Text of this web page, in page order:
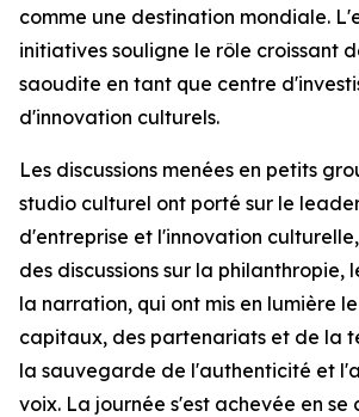
comme une destination mondiale.
initiatives souligne le rôle croissant
saoudite en tant que centre
d'innovation culturels.
Les discussions menées en petits
studio culturel ont porté sur le
d'entreprise et l'innovation
des discussions sur la philanthropie,
la narration, qui ont mis en lumière
capitaux, des partenariats et de la
la sauvegarde de l'authenticité et
voix. La journée s'est achevée en se